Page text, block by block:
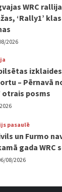
WRC
‘Rally1’
2026
– Pērnavā
otrais posms
pasaulē
un Furmo
gada WRC
08/2026